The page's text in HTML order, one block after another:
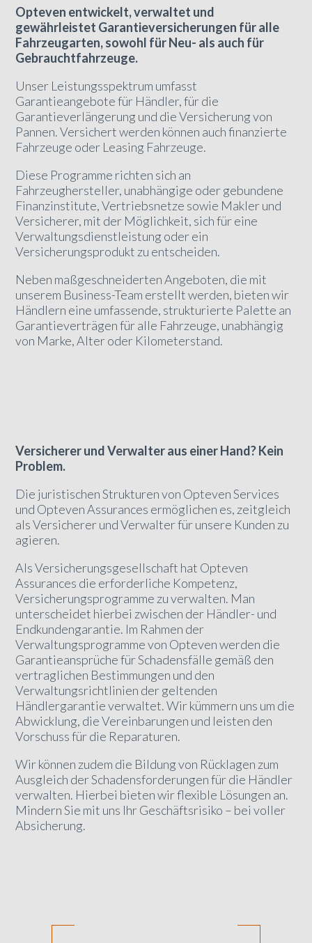
Opteven entwickelt, verwaltet und
gewährleistet Garantieversicherungen für alle
Fahrzeugarten, sowohl für Neu- als auch für
Gebrauchtfahrzeuge.
Unser Leistungsspektrum umfasst
Garantieangebote für Händler, für die
Garantieverlängerung und die Versicherung von
Pannen. Versichert werden können auch finanzierte
Fahrzeuge oder Leasing Fahrzeuge.
Diese Programme richten sich an
Fahrzeughersteller, unabhängige oder gebundene
Finanzinstitute, Vertriebsnetze sowie Makler und
Versicherer, mit der Möglichkeit, sich für eine
Verwaltungsdienstleistung oder ein
Versicherungsprodukt zu entscheiden.
Neben maßgeschneiderten Angeboten, die mit
unserem Business-Team erstellt werden, bieten wir
Händlern eine umfassende, strukturierte Palette an
Garantieverträgen für alle Fahrzeuge, unabhängig
von Marke, Alter oder Kilometerstand.
Versicherer und Verwalter aus einer Hand? Kein
Problem.
Die juristischen Strukturen von Opteven Services
und Opteven Assurances ermöglichen es, zeitgleich
als Versicherer und Verwalter für unsere Kunden zu
agieren.
Als Versicherungsgesellschaft hat Opteven
Assurances die erforderliche Kompetenz,
Versicherungsprogramme zu verwalten. Man
unterscheidet hierbei zwischen der Händler- und
Endkundengarantie. Im Rahmen der
Verwaltungsprogramme von Opteven werden die
Garantieansprüche für Schadensfälle gemäß den
vertraglichen Bestimmungen und den
Verwaltungsrichtlinien der geltenden
Händlergarantie verwaltet. Wir kümmern uns um die
Abwicklung, die Vereinbarungen und leisten den
Vorschuss für die Reparaturen.
Wir können zudem die Bildung von Rücklagen zum
Ausgleich der Schadensforderungen für die Händler
verwalten. Hierbei bieten wir flexible Lösungen an.
Mindern Sie mit uns Ihr Geschäftsrisiko – bei voller
Absicherung.